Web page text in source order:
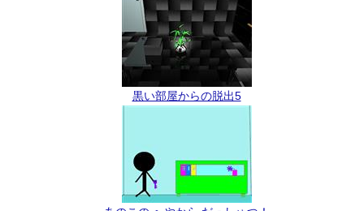
黒い部屋からの脱出5